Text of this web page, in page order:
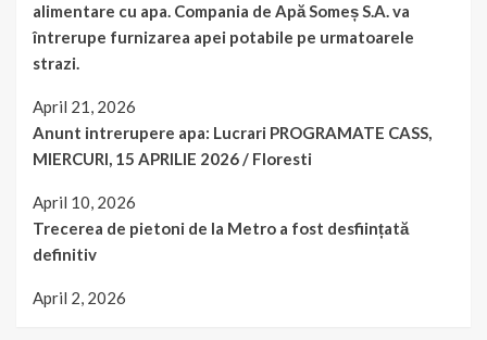
alimentare cu apa. Compania de Apă Someș S.A. va
întrerupe furnizarea apei potabile pe urmatoarele
strazi.
April 21, 2026
Anunt intrerupere apa: Lucrari PROGRAMATE CASS,
MIERCURI, 15 APRILIE 2026 / Floresti
April 10, 2026
Trecerea de pietoni de la Metro a fost desființată
definitiv
April 2, 2026